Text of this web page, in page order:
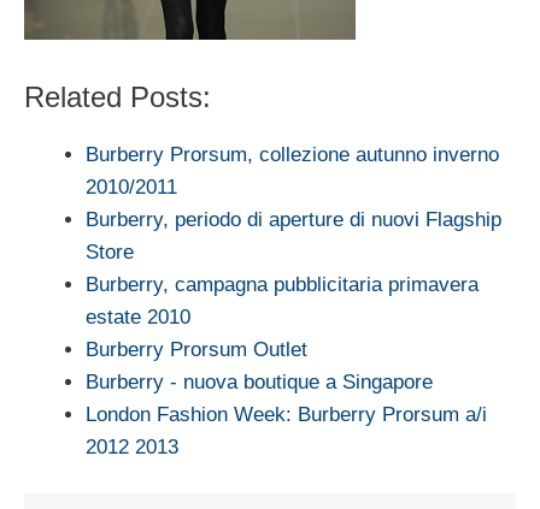
Related Posts:
Burberry Prorsum, collezione autunno inverno
2010/2011
Burberry, periodo di aperture di nuovi Flagship
Store
Burberry, campagna pubblicitaria primavera
estate 2010
Burberry Prorsum Outlet
Burberry - nuova boutique a Singapore
London Fashion Week: Burberry Prorsum a/i
2012 2013